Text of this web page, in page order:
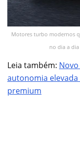
Motores turbo modernos
no dia a
Leia também:
autonomia
premium